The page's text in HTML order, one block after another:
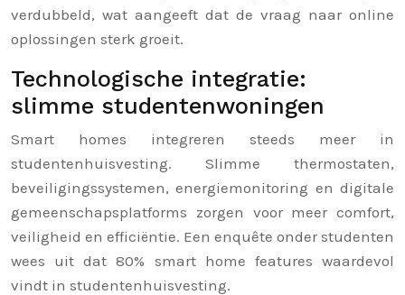
verdubbeld, wat aangeeft dat de vraag naar online
oplossingen sterk groeit.
Technologische integratie:
slimme studentenwoningen
Smart homes integreren steeds meer in
studentenhuisvesting. Slimme thermostaten,
beveiligingssystemen, energiemonitoring en digitale
gemeenschapsplatforms zorgen voor meer comfort,
veiligheid en efficiëntie. Een enquête onder studenten
wees uit dat 80% smart home features waardevol
vindt in studentenhuisvesting.